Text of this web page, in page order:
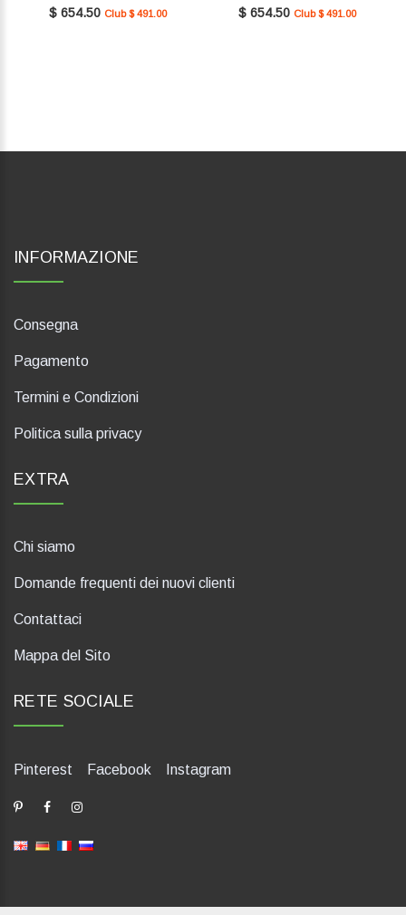
$ 654.50 Club $ 491.00
$ 654.50 Club $ 491.00
INFORMAZIONE
Consegna
Pagamento
Termini e Condizioni
Politica sulla privacy
EXTRA
Chi siamo
Domande frequenti dei nuovi clienti
Contattaci
Mappa del Sito
RETE SOCIALE
Pinterest Facebook Instagram